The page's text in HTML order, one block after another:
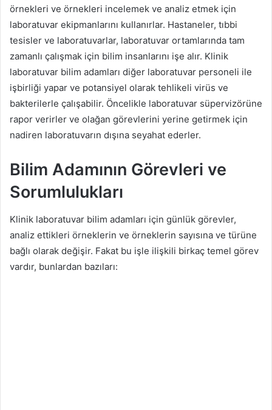
örnekleri ve örnekleri incelemek ve analiz etmek için
laboratuvar ekipmanlarını kullanırlar. Hastaneler, tıbbi
tesisler ve laboratuvarlar, laboratuvar ortamlarında tam
zamanlı çalışmak için bilim insanlarını işe alır. Klinik
laboratuvar bilim adamları diğer laboratuvar personeli ile
işbirliği yapar ve potansiyel olarak tehlikeli virüs ve
bakterilerle çalışabilir. Öncelikle laboratuvar süpervizörüne
rapor verirler ve olağan görevlerini yerine getirmek için
nadiren laboratuvarın dışına seyahat ederler.
Bilim Adamının Görevleri ve
Sorumlulukları
Klinik laboratuvar bilim adamları için günlük görevler,
analiz ettikleri örneklerin ve örneklerin sayısına ve türüne
bağlı olarak değişir. Fakat bu işle ilişkili birkaç temel görev
vardır, bunlardan bazıları: